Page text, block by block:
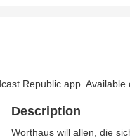
Republic app.
Description
Worthaus will allen, die